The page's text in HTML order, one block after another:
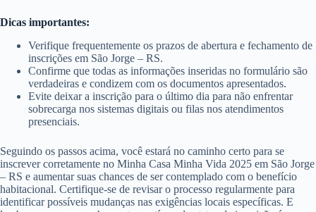
Dicas importantes:
Verifique frequentemente os prazos de abertura e fechamento de
inscrições em São Jorge – RS.
Confirme que todas as informações inseridas no formulário são
verdadeiras e condizem com os documentos apresentados.
Evite deixar a inscrição para o último dia para não enfrentar
sobrecarga nos sistemas digitais ou filas nos atendimentos
presenciais.
Seguindo os passos acima, você estará no caminho certo para se
inscrever corretamente no Minha Casa Minha Vida 2025 em São Jorge
– RS e aumentar suas chances de ser contemplado com o benefício
habitacional. Certifique-se de revisar o processo regularmente para
identificar possíveis mudanças nas exigências locais específicas. E